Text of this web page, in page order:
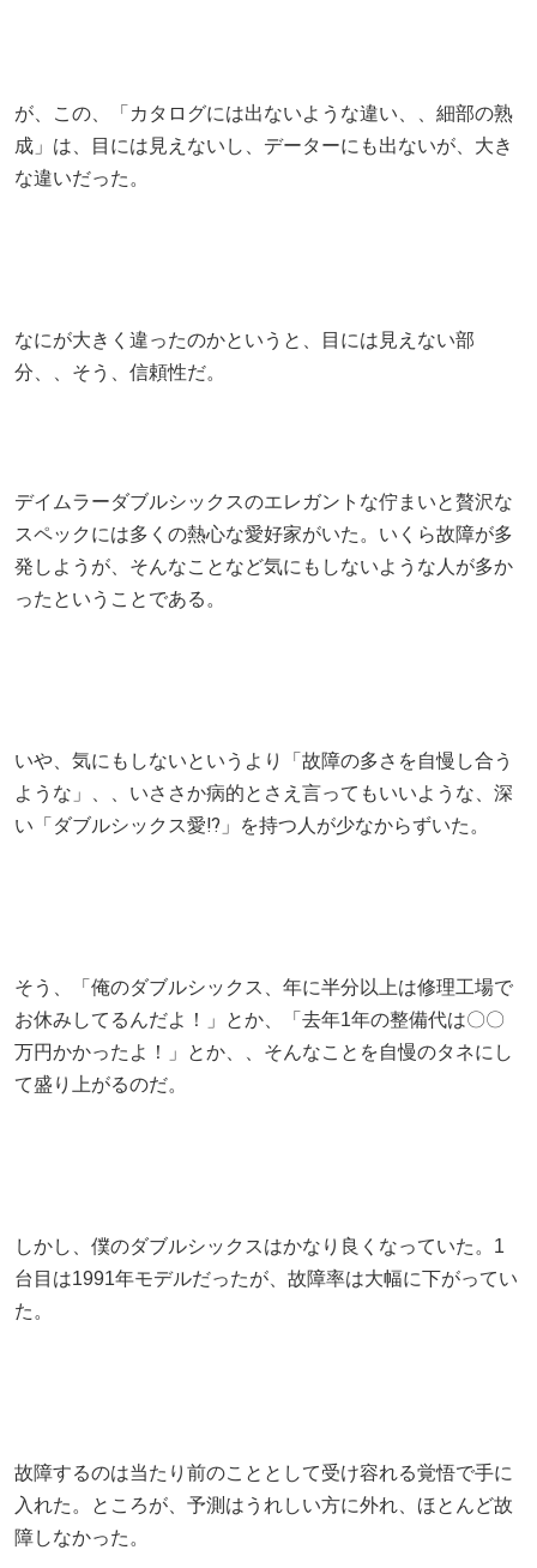
が、この、「カタログには出ないような違い、、細部の熟
成」は、目には見えないし、データーにも出ないが、大き
な違いだった。
なにが大きく違ったのかというと、目には見えない部
分、、そう、信頼性だ。
デイムラーダブルシックスのエレガントな佇まいと贅沢な
スペックには多くの熱心な愛好家がいた。いくら故障が多
発しようが、そんなことなど気にもしないような人が多か
ったということである。
いや、気にもしないというより「故障の多さを自慢し合う
ような」、、いささか病的とさえ言ってもいいような、深
い「ダブルシックス愛⁉」を持つ人が少なからずいた。
そう、「俺のダブルシックス、年に半分以上は修理工場で
お休みしてるんだよ！」とか、「去年1年の整備代は〇〇
万円かかったよ！」とか、、そんなことを自慢のタネにし
て盛り上がるのだ。
しかし、僕のダブルシックスはかなり良くなっていた。1
台目は1991年モデルだったが、故障率は大幅に下がってい
た。
故障するのは当たり前のこととして受け容れる覚悟で手に
入れた。ところが、予測はうれしい方に外れ、ほとんど故
障しなかった。